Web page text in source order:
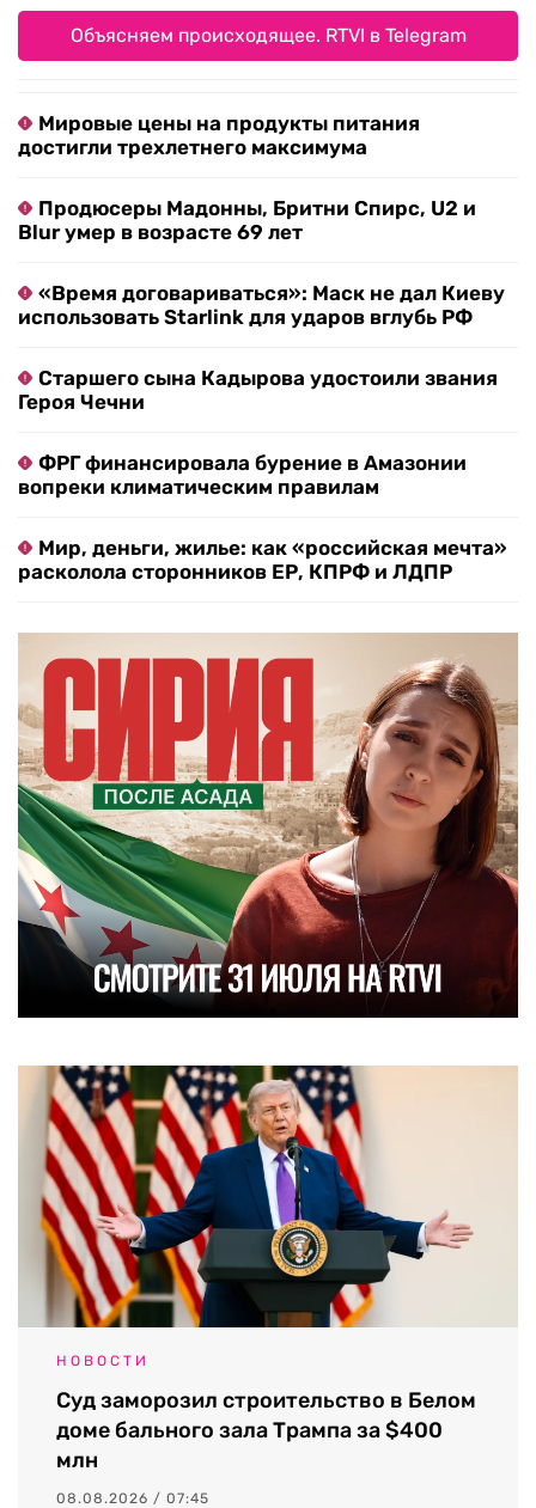
Объясняем происходящее. RTVI в Telegram
Мировые цены на продукты питания
достигли трехлетнего максимума
Продюсеры Мадонны, Бритни Спирс, U2 и
Blur умер в возрасте 69 лет
«Время договариваться»: Маск не дал Киеву
использовать Starlink для ударов вглубь РФ
Старшего сына Кадырова удостоили звания
Героя Чечни
ФРГ финансировала бурение в Амазонии
вопреки климатическим правилам
Мир, деньги, жилье: как «российская мечта»
расколола сторонников ЕР, КПРФ и ЛДПР
НОВОСТИ
Суд заморозил строительство в Белом
доме бального зала Трампа за $400
млн
08.08.2026 / 07:45